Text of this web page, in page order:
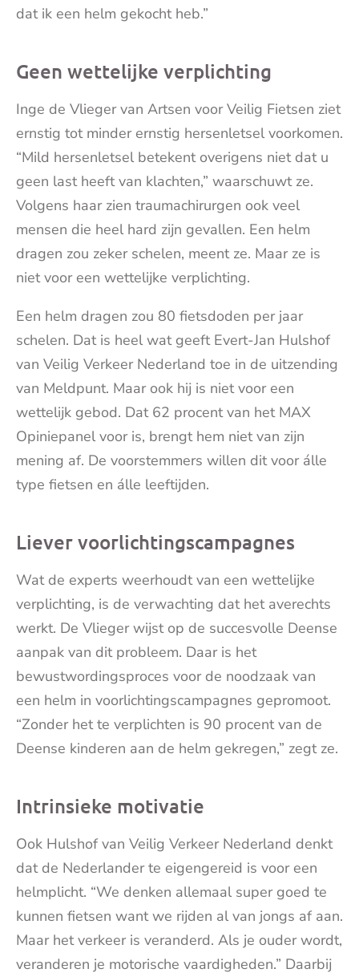
dat ik een helm gekocht heb.”
Geen wettelijke verplichting
Inge de Vlieger van Artsen voor Veilig Fietsen ziet
ernstig tot minder ernstig hersenletsel voorkomen.
“Mild hersenletsel betekent overigens niet dat u
geen last heeft van klachten,” waarschuwt ze.
Volgens haar zien traumachirurgen ook veel
mensen die heel hard zijn gevallen. Een helm
dragen zou zeker schelen, meent ze. Maar ze is
niet voor een wettelijke verplichting.
Een helm dragen zou 80 fietsdoden per jaar
schelen. Dat is heel wat geeft Evert-Jan Hulshof
van Veilig Verkeer Nederland toe in de uitzending
van Meldpunt. Maar ook hij is niet voor een
wettelijk gebod. Dat 62 procent van het MAX
Opiniepanel voor is, brengt hem niet van zijn
mening af. De voorstemmers willen dit voor álle
type fietsen en álle leeftijden.
Liever voorlichtingscampagnes
Wat de experts weerhoudt van een wettelijke
verplichting, is de verwachting dat het averechts
werkt. De Vlieger wijst op de succesvolle Deense
aanpak van dit probleem. Daar is het
bewustwordingsproces voor de noodzaak van
een helm in voorlichtingscampagnes gepromoot.
“Zonder het te verplichten is 90 procent van de
Deense kinderen aan de helm gekregen,” zegt ze.
Intrinsieke motivatie
Ook Hulshof van Veilig Verkeer Nederland denkt
dat de Nederlander te eigengereid is voor een
helmplicht. “We denken allemaal super goed te
kunnen fietsen want we rijden al van jongs af aan.
Maar het verkeer is veranderd. Als je ouder wordt,
veranderen je motorische vaardigheden.” Daarbij